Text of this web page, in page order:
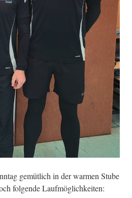
gemütlich in der warmen Stube
folgende Laufmöglichkeiten: